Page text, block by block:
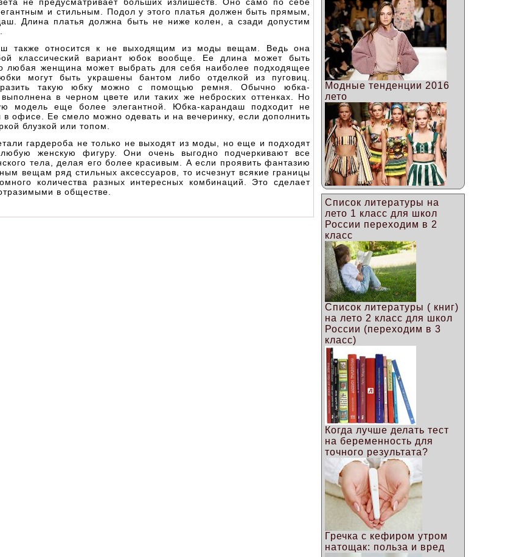
и стильным. Подол у этого платья должен быть прямым,
Длина платья должна быть не ниже колен, а сзади допустим
также относится к не выходящим из моды вещам. Ведь она
классический вариант юбок вообще. Ее длина может быть
любая женщина может выбрать для себя наиболее подходящее
могут быть украшены бантом либо отделкой из пуговиц.
такую юбку можно с помощью ремня. Обычно юбка-
в черном цвете или таких же неброских оттенках. Но
модель еще более элегантной. Юбка-карандаш подходит не
в офисе. Ее смело можно одевать и на вечеринку, если дополнить
блузкой или топом.
гардероба не только не выходят из моды, но еще и подходят
любую женскую фигуру. Они очень выгодно подчеркивают все
тела, делая его более красивым. А если проявить фантазию
вещам ряд стильных аксессуаров, то исчезнут всякие границы
количества разных интересных комбинаций. Это сделает
в обществе.
Модные тенденции 2016
лето
Список литературы на
лето 1 класс для школ
России переходим в 2
класс
Список литературы ( книг)
на лето 2 класс для школ
России (переходим в 3
класс)
Когда лучше делать тест
на беременность для
точного результата?
Гречка с кефиром утром
натощак: польза и вред